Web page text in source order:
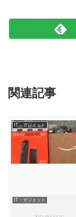
関連記事
IT・ガジェット
IT・ガジェット